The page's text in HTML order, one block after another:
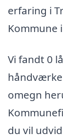
erfaring i
Kommune
Vi fandt 0
omegn
du vil